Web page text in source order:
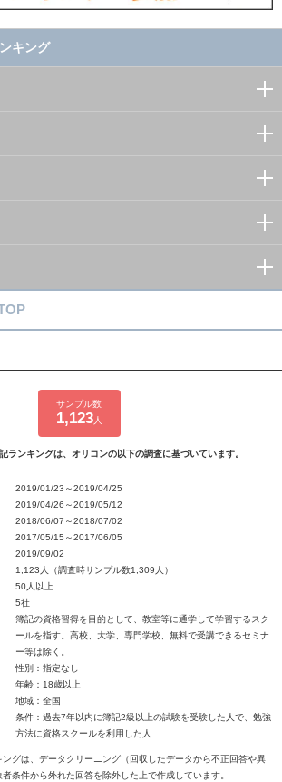
キング
サンプル数
1,123人
ランキングは、オリコンの以下の調査に基づいています。
2019/01/23～2019/04/25
2019/04/26～2019/05/12
2018/06/07～2018/07/02
2017/05/15～2017/06/05
2019/09/02
1,123人（調査時サンプル数1,309人）
50人以上
5社
簿記の資格習得を目的として、教室等に通学して学習するスク
ールを指す。高校、大学、専門学校、無料で受講できるセミナ
ー等は除く。
性別：指定なし
年齢：18歳以上
地域：全国
条件：過去7年以内に簿記2級以上の試験を受験した人で、勉強
方法に資格スクールを利用した人
グは、データクリーニング（回収したデータから不正回答や異
条件から外れた回答を除外した上で作成しています。